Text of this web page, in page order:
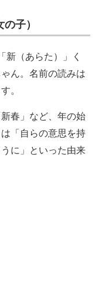
子）
（あらた）」く
ん。名前の読みは
。
春」など、年の始
「自らの意思を持
に」といった由来